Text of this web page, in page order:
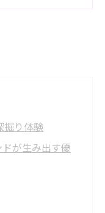
掘り体験
が生み出す優
タヌーンティ